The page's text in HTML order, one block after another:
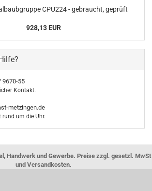
CPU224 - gebraucht, geprüft
928,13 EUR
9670-55
Kontakt.
metzingen.de
rund um die Uhr.
Handwerk und Gewerbe. Preise zzgl. gesetzl. MwSt
und Versandkosten.